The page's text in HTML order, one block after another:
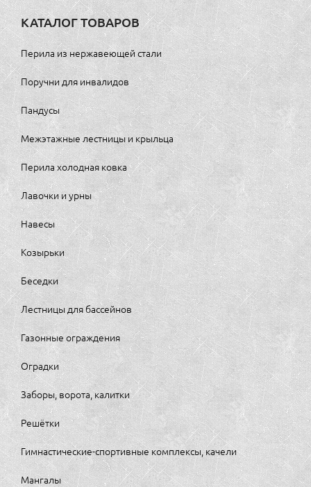
КАТАЛОГ ТОВАРОВ
Перила из нержавеющей стали
Поручни для инвалидов
Пандусы
Межэтажные лестницы и крыльца
Перила холодная ковка
Лавочки и урны
Навесы
Козырьки
Беседки
Лестницы для бассейнов
Газонные ограждения
Оградки
Заборы, ворота, калитки
Решётки
Гимнастические-спортивные комплексы, качели
Мангалы